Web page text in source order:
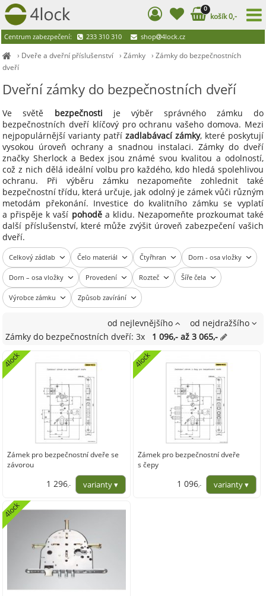
› Dveře a dveřní příslušenství ›Zámky ›Zámky do bezpečnostních
dveří
Dveřní zámky do bezpečnostních dveří
Ve světě bezpečnosti je výběr správného zámku do
bezpečnostních dveří klíčový pro ochranu vašeho domova. Mezi
nejpopulárnější varianty patří zadlabávací zámky, které poskytují
vysokou úroveň ochrany a snadnou instalaci. Zámky do dveří
značky Sherlock a Bedex jsou známé svou kvalitou a odolností,
což z nich dělá ideální volbu pro každého, kdo hledá spolehlivou
ochranu. Při výběru zámku nezapomeňte zohlednit také
bezpečnostní třídu, která určuje, jak odolný je zámek vůči různým
metodám překonání. Investice do kvalitního zámku se vyplatí
a přispěje k vaší pohoděa klidu. Nezapomeňte prozkoumat také
další příslušenství, které může zvýšit úroveň zabezpečení vašich
dveří.
Celkový zádlab Čelo materiál Čtyřhran Dorn - osa vložky
Dorn – osa vložky Provedení Rozteč Šíře čela
Výrobce zámku Způsob zavírání
od nejlevnějšího
od nejdražšího
Zámky do bezpečnostních dveří: 3x
1 096,- až 3 065,-
Zámek pro bezpečnostní dveře se
závorou
4lock
1 296,-
Zámek pro bezpečnostní dveře
s čepy
4lock
1 096,-
4lock
0
košík 0,-
Centrum zabezpečení: 233 310 310 shop 4lock.cz